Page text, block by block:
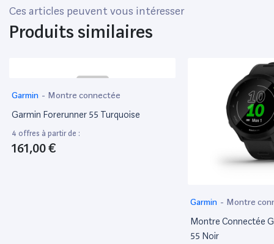
Ces articles peuvent vous intéresser
Produits similaires
Garmin - Montre connectée
Garmin Forerunner 55 Turquoise
4 offres à partir de :
161,00 €
Garmin - Montre
Montre Connectée
55 Noir